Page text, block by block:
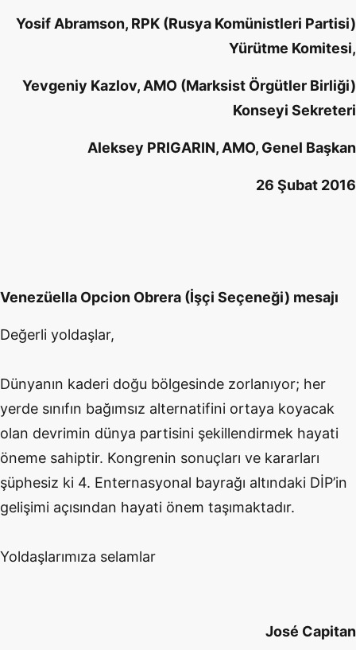
Yosif Abramson, RPK (Rusya Komünistleri Partisi)
Yürütme Komitesi,
Yevgeniy Kazlov, AMO (Marksist Örgütler Birliği)
Konseyi Sekreteri
Aleksey PRIGARIN, AMO, Genel Başkan
26 Şubat 2016
Venezüella Opcion Obrera (İşçi Seçeneği) mesajı
Değerli yoldaşlar,
Dünyanın kaderi doğu bölgesinde zorlanıyor; her
yerde sınıfın bağımsız alternatifini ortaya koyacak
olan devrimin dünya partisini şekillendirmek hayati
öneme sahiptir. Kongrenin sonuçları ve kararları
şüphesiz ki 4. Enternasyonal bayrağı altındaki DİP’in
gelişimi açısından hayati önem taşımaktadır.
Yoldaşlarımıza selamlar
José Capitan